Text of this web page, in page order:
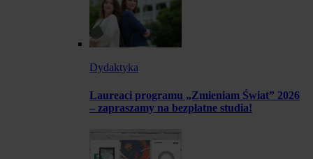
Dydaktyka
Laureaci programu „Zmieniam Świat” 2026
– zapraszamy na bezpłatne studia!